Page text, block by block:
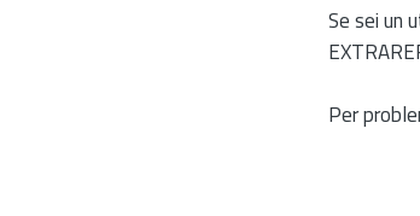
Se sei un
Per